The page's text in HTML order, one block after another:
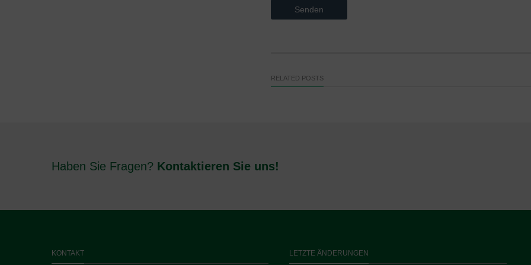
RELATED POSTS
Haben Sie Fragen? Kontaktieren Sie uns!
KONTAKT LETZTE ÄNDERUNGEN